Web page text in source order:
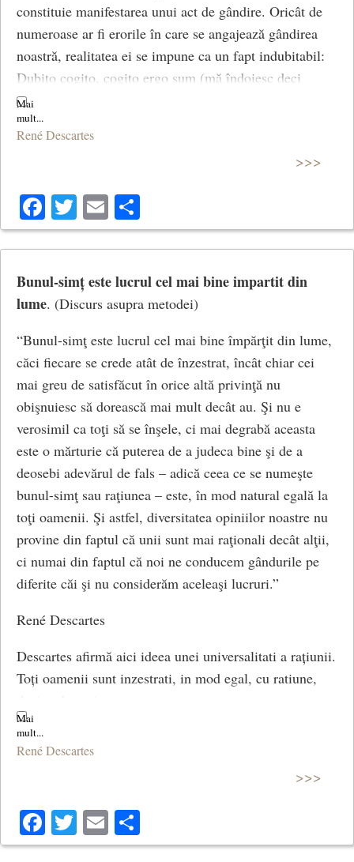
constituie manifestarea unui act de gândire. Oricât de
numeroase ar fi erorile în care se angajează gândirea
noastră, realitatea ei se impune ca un fapt indubitabil:
Dubito cogito, cogito ergo sum (mă îndoiesc deci
cuget, cuget deci exist).
Descartes formulează descoperirea lui “cogito” în
Discurs asupra metodei. La sfârșitul îndoielii, își dă
pentru că a te îndoi înseamna a gândi. Deci, dacă
gândesc, înseamnă, în mod necesar, că exist.
Formularea sugerează că existența este dedusă din
pronumele personal “Eu” (cuget).
philosophia, 1641), lucrare care se dorește mai
riguroasă, ideea va fi dezvoltată mai pe larg, iar
formularea lui “cogito” va fi într-o formă diferită: Ego
sum, ego existo (Eu sunt, eu exist).
Faima acestei formule îi ascunde originalitatea, căci nu
este evident să deduci propria ființă din propria
gândire. Cum poate conștiința să fie o dovadă a
existenței noastre?
Ambiția lui Descartes este de a obține un adevăr
indubitabil. Cu toate acestea, materialitatea lumii
înțeleasă, nu este atât de certă, după cum o
experiența obișnuită a visului, a cărei impresie de
realitate este foarte convingătoare.
În mod similar, familiaritatea pe care o menținem cu
corpul nostru, deși pare a fi o dovadă mai concretă a
experimentează senzații „fantomatice” în membrele lor.
Prin urmare, nici lumea, nici corpul nu oferă un adevăr
René Descartes
>>>
Facebook
Twitter
Email
Bunul-simț este lucrul cel mai bine impartit din
lume. (Discurs asupra metodei)
“Bunul-simţ este lucrul cel mai bine împărţit din lume,
căci fiecare se crede atât de înzestrat, încât chiar cei
mai greu de satisfăcut în orice altă privinţă nu
obişnuiesc să dorească mai mult decât au. Şi nu e
verosimil ca toţi să se înşele, ci mai degrabă aceasta
este o mărturie că puterea de a judeca bine şi de a
deosebi adevărul de fals – adică ceea ce se numeşte
bunul-simţ sau raţiunea – este, în mod natural egală la
toţi oamenii. Şi astfel, diversitatea opiniilor noastre nu
provine din faptul că unii sunt mai raţionali decât alţii,
ci numai din faptul că noi ne conducem gândurile pe
diferite căi şi nu considerăm aceleaşi lucruri.”
René Descartes
Descartes afirmă aici ideea unei universalitati a rațiunii.
Toți oamenii sunt inzestrati, in mod egal, cu ratiune,
René Descartes
>>>
Facebook
Twitter
Email